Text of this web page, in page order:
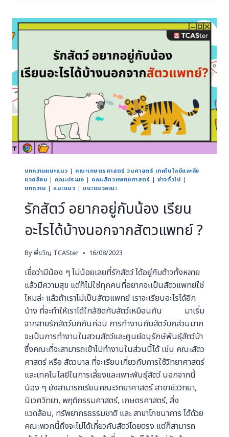
บทความแนะแนว | คณะเกษตรศาสตร์ วนศาสตร์ เทคโนโลยีและสิ่ง
แวดล้อม | คณะประมง | คณะสัตวแพทยศาสตร์ |ข่าวทั่วไป |
บทความ | แนะแนว | แนะแนวคณะ
รักสัตว์ อยากอยู่กับน้อง เรียน
อะไรได้บ้างนอกจากสัตวแพทย์ ?
Byพี่ขวัญ TCASter 16/08/2023
เชื่อว่ามีน้อง ๆ ไม่น้อยเลยที่รักสัตว์ ได้อยู่กับต้าวทั้งหลาย
แล้วมีความสุข แต่ก็ไม่ใช่ทุกคนที่อยากจะเป็นสัตวแพทย์ใ่ช่
ไหมล่ะ แล้วถ้าเราไม่เป็นสัตวแพทย์ เราจะเรียนอะไรได้อีก
บ้าง ที่จะทำให้เราได้ใกล้ชิดกับสัตว์เหมือนกัน มาเริ่ม
จากสายรักสัตว์บกกันก่อน การทำงานกับสัตว์บกส่วนมาก
จะเป็นการทำงานในสวนสัตว์และศูนย์อนุรักษ์พันธุ์สัตว์ป่า
ซึ่งคณะที่จะสามารถเข้าไปทำงานในส่วนนี้ได้ เช่น คณะสัตว
ศาสตร์ หรือ สัตวบาล ที่จะเรียนเกี่ยวกับการใช้วิทยาศาสตร์
และเทคโนโลยีในการเลี้ยงและเพาะพันธุ์สัตว์ นอกจากนี้
น้อง ๆ ยังสามารถเรียนคณะวิทยาศาสตร์ สาขาชีววิทยา,
นิเวศวิทยา, พฤติกรรมศาสตร์, เกษตรศาสตร์, สิ่ง
แวดล้อม, ทรัพยากรธรรมชาติ และ สาขาโภชนาการ ได้ด้วย
คณะพวกนี้ถึงจะไม่ได้เกี่ยวกับสัตว์โดยตรง แต่ก็สามารถ